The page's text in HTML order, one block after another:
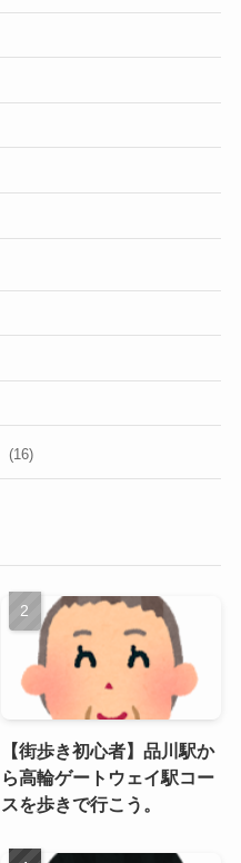
(16)
【街歩き初心者】品川駅か
ら高輪ゲートウェイ駅コー
スを歩きで行こう。